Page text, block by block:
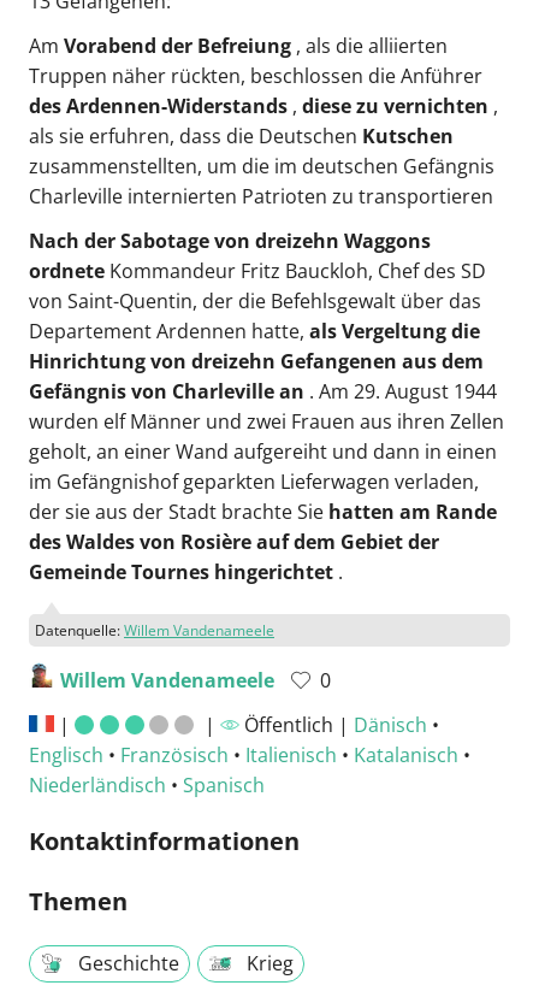
Am Vorabend der Befreiung , als die alliierten
Truppen näher rückten, beschlossen die Anführer
des Ardennen-Widerstands , diese zu vernichten ,
als sie erfuhren, dass die Deutschen Kutschen
zusammenstellten, um die im deutschen Gefängnis
Charleville internierten Patrioten zu transportieren
Nach der Sabotage von dreizehn Waggons
ordnete Kommandeur Fritz Bauckloh, Chef des SD
von Saint-Quentin, der die Befehlsgewalt über das
Departement Ardennen hatte, als Vergeltung die
Hinrichtung von dreizehn Gefangenen aus dem
Gefängnis von Charleville an . Am 29. August 1944
wurden elf Männer und zwei Frauen aus ihren Zellen
geholt, an einer Wand aufgereiht und dann in einen
im Gefängnishof geparkten Lieferwagen verladen,
der sie aus der Stadt brachte Sie hatten am Rande
des Waldes von Rosière auf dem Gebiet der
Gemeinde Tournes hingerichtet .
Datenquelle:Willem Vandenameele
Willem Vandenameele
0
|
| Öffentlich | Dänisch •
Englisch • Französisch • Italienisch • Katalanisch •
Niederländisch • Spanisch
Kontaktinformationen
Themen
Geschichte Krieg